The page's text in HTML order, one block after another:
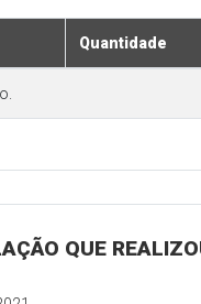
Quantidade
QUE